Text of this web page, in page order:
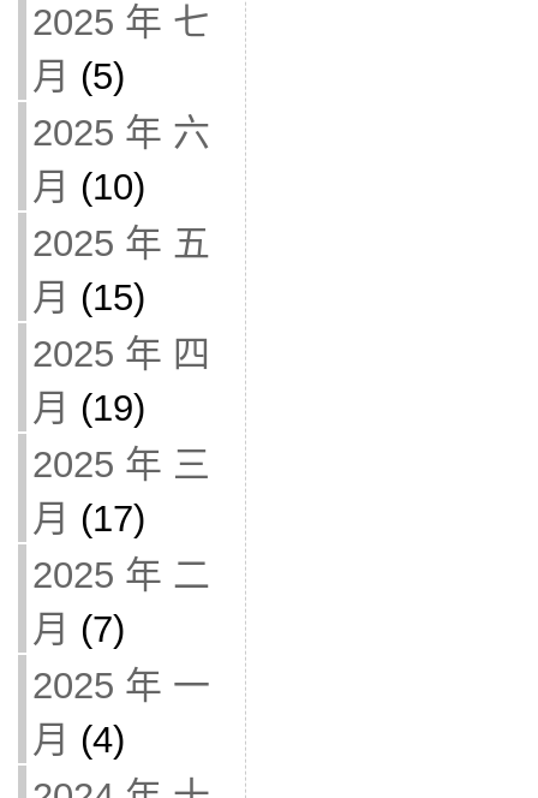
2025 年 七
月 (5)
2025 年 六
月 (10)
2025 年 五
月 (15)
2025 年 四
月 (19)
2025 年 三
月 (17)
2025 年 二
月 (7)
2025 年 一
月 (4)